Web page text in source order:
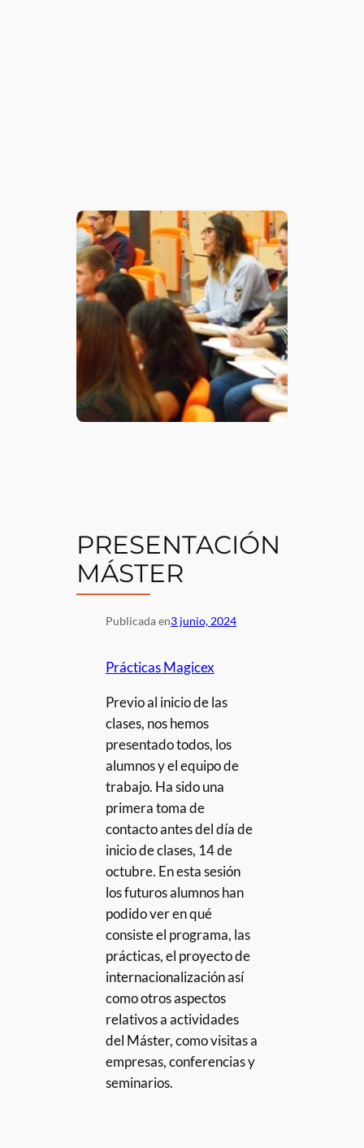
PRESENTACIÓN
MÁSTER
Publicada en3 junio, 2024
Prácticas Magicex
Previo al inicio de las
clases, nos hemos
presentado todos, los
alumnos y el equipo de
trabajo. Ha sido una
primera toma de
contacto antes del día de
inicio de clases, 14 de
octubre. En esta sesión
los futuros alumnos han
podido ver en qué
consiste el programa, las
prácticas, el proyecto de
internacionalización así
como otros aspectos
relativos a actividades
del Máster, como visitas a
empresas, conferencias y
seminarios.